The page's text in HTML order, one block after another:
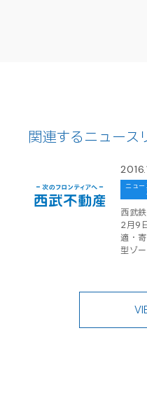
関連するニュース
ニュー
西武
2月9
適・
型ゾ